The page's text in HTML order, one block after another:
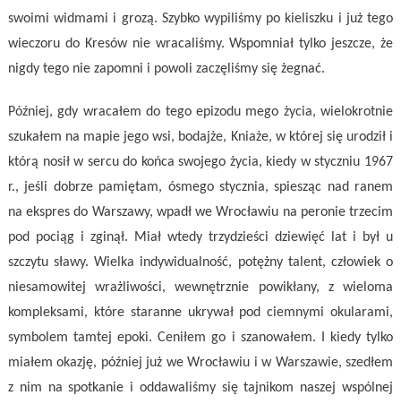
swoimi widmami i grozą. Szybko wypiliśmy po kieliszku i już tego
wieczoru do Kresów nie wracaliśmy. Wspomniał tylko jeszcze, że
nigdy tego nie zapomni i powoli zaczęliśmy się żegnać.
Później, gdy wracałem do tego epizodu mego życia, wielokrotnie
szukałem na mapie jego wsi, bodajże, Kniaże, w której się urodził i
którą nosił w sercu do końca swojego życia, kiedy w styczniu 1967
r., jeśli dobrze pamiętam, ósmego stycznia, spiesząc nad ranem
na ekspres do Warszawy, wpadł we Wrocławiu na peronie trzecim
pod pociąg i zginął. Miał wtedy trzydzieści dziewięć lat i był u
szczytu sławy. Wielka indywidualność, potężny talent, człowiek o
niesamowitej wrażliwości, wewnętrznie powikłany, z wieloma
kompleksami, które staranne ukrywał pod ciemnymi okularami,
symbolem tamtej epoki. Ceniłem go i szanowałem. I kiedy tylko
miałem okazję, później już we Wrocławiu i w Warszawie, szedłem
z nim na spotkanie i oddawaliśmy się tajnikom naszej wspólnej